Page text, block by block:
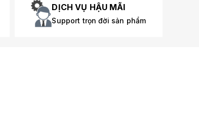
DỊCH VỤ HẬU MÃI
Support trọn đời sản phẩm